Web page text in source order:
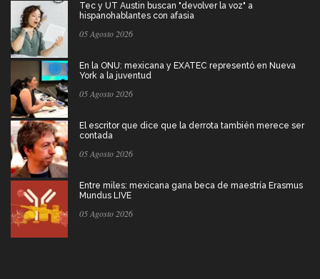
Tec y UT Austin buscan "devolver la voz" a
hispanohablantes con afasia
05 Agosto 2026
En la ONU: mexicana y EXATEC representó en Nueva
York a la juventud
05 Agosto 2026
El escritor que dice que la derrota también merece ser
contada
05 Agosto 2026
Entre miles: mexicana gana beca de maestría Erasmus
Mundus LIVE
05 Agosto 2026